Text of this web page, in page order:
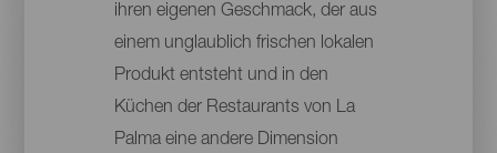
ihren eigenen Geschmack, der aus
einem unglaublich frischen lokalen
Produkt entsteht und in den
Küchen der Restaurants von La
Palma eine andere Dimension